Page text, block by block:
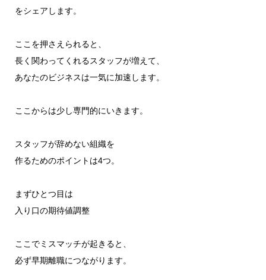
をシェアします。
ここを押さえられると、
長く関わってくれるスタッフが増えて、
あなたのビジネスは一気に加速します。
ここからは少し専門的にいきます。
スタッフが辞めない組織を
作るためのポイントは4つ。
まずひとつ目は
入り口の期待値調整
ここでミスマッチが起きると、
必ず早期離職につながります。